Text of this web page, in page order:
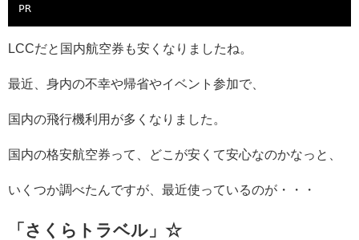
PR
LCCだと国内航空券も安くなりましたね。
最近、身内の不幸や帰省やイベント参加で、
国内の飛行機利用が多くなりました。
国内の格安航空券って、どこが安くて安心なのかなっと、
いくつか調べたんですが、最近使っているのが・・・
「さくらトラベル」☆